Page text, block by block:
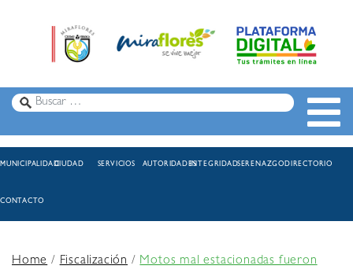
MUNICIPALIDADCIUDAD SERVICIOS AUTORIDADESINTEGRIDADSERENAZGODIRECTORIO
CONTACTO
Home/Fiscalización /Motos mal estacionadas fueron